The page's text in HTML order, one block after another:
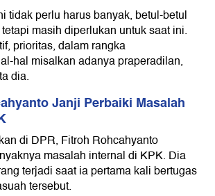
tidak perlu harus banyak, betul-betul
masih diperlukan untuk saat ini.
prioritas, dalam rangka
hal misalkan adanya praperadilan,
dia.
Janji Perbaiki Masalah
di DPR, Fitroh Rohcahyanto
masalah internal di KPK. Dia
terjadi saat ia pertama kali bertugas
tersebut.